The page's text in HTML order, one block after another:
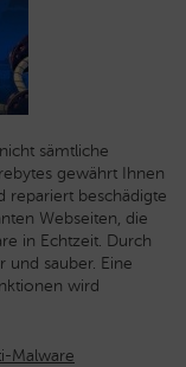
sämtliche
gewährt Ihnen
repariert beschädigte
Webseiten, die
in Echtzeit. Durch
und sauber. Eine
wird
Malware